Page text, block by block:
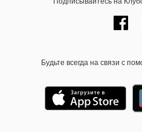
Будьте всегда на связи с